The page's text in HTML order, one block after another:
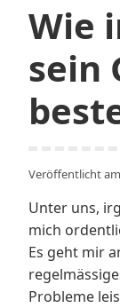
Wie
sein
Veröffentlicht am
Unter uns,
mich
Es geht mir
Probleme